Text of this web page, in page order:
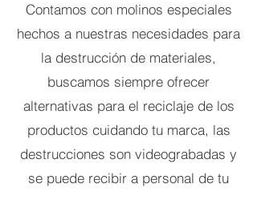
Contamos con molinos especiales
hechos a nuestras necesidades para
la destrucción de materiales,
buscamos siempre ofrecer
alternativas para el reciclaje de los
productos cuidando tu marca, las
destrucciones son videograbadas y
se puede recibir a personal de tu